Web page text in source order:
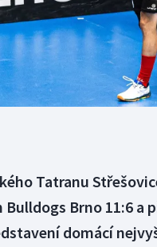
Plavání
Plážový
Tatranu
Bulldogs Brno 11:6 a
domácí